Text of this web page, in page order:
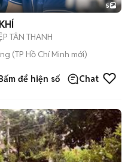
5
TÂN THANH
(TP Hồ Chí Minh mới)
để hiện số Chat